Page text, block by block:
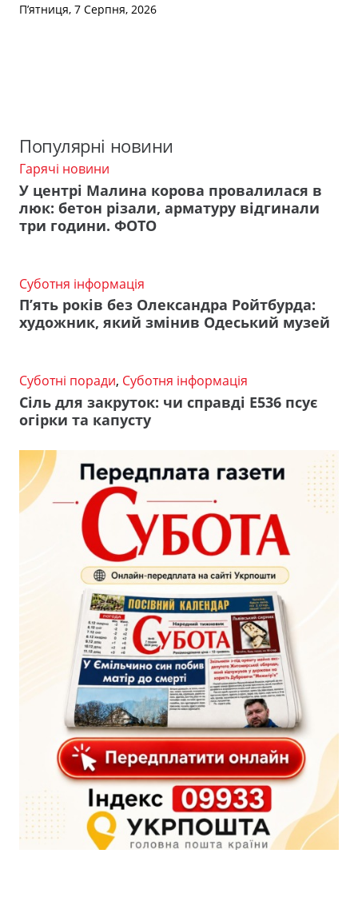
П’ятниця, 7 Серпня, 2026
Популярні новини
Гарячі новини
У центрі Малина корова провалилася в
люк: бетон різали, арматуру відгинали
три години. ФОТО
Суботня інформація
П’ять років без Олександра Ройтбурда:
художник, який змінив Одеський музей
Суботні поради, Суботня інформація
Сіль для закруток: чи справді Е536 псує
огірки та капусту